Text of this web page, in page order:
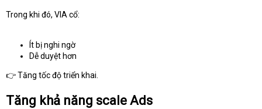
Trong khi đó, VIA cổ:
Ít bị nghi ngờ
Dễ duyệt hơn
👉 Tăng tốc độ triển khai.
Tăng khả năng scale Ads